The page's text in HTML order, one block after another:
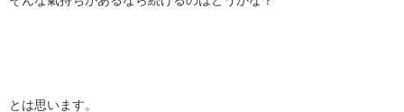
とは思います。